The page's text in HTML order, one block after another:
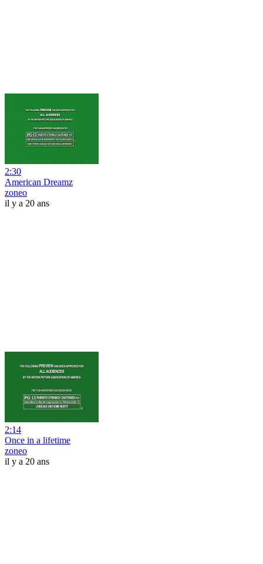
2:30
American Dreamz
zoneo
il y a 20 ans
2:14
Once in a lifetime
zoneo
il y a 20 ans